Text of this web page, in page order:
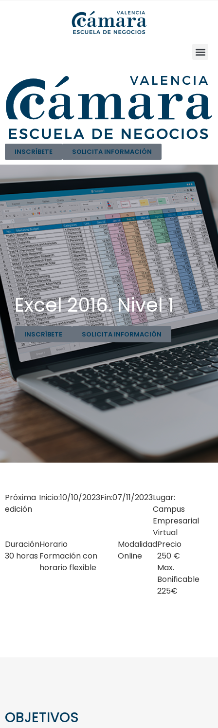
INSCRÍBETE SOLICITA INFORMACIÓN
Excel 2016. Nivel 1
INSCRÍBETE SOLICITA INFORMACIÓN
Próxima
edición
Inicio:10/10/2023Fin:07/11/2023Lugar:
Campus
Empresarial
Virtual
Duración
30 horas
Horario
Formación con
horario flexible
Modalidad
Online
Precio
250 €
Max.
Bonificable
225€
OBJETIVOS